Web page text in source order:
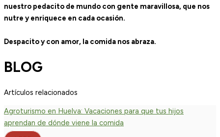
nuestro pedacito de mundo con gente maravillosa, que nos
nutre y enriquece en cada ocasión.
Despacito y con amor, la comida nos abraza.
BLOG
Artículos relacionados
Agroturismo en Huelva: Vacaciones para que tus hijos
aprendan de dónde viene la comida